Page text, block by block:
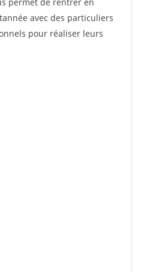
avec des particuliers
pour réaliser leurs